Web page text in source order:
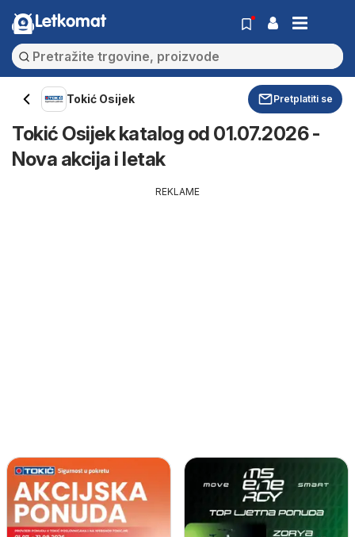
Letkomat
Tokić Osijek Pretplatiti se
Tokić Osijek katalog od 01.07.2026 -
Nova akcija i letak
REKLAME